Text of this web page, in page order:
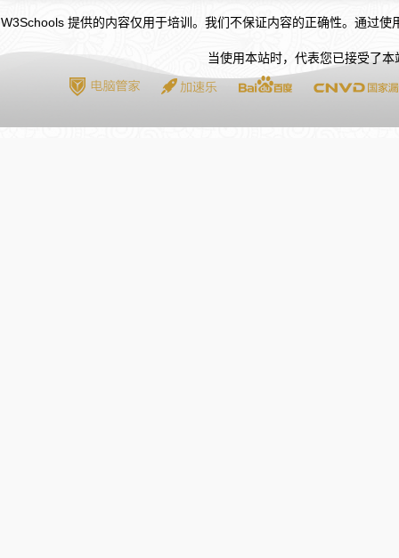
W3Schools 提供的内容仅用于培训。我们不保证内容的正确性。通过
当使用本站时，代表您已接受了本